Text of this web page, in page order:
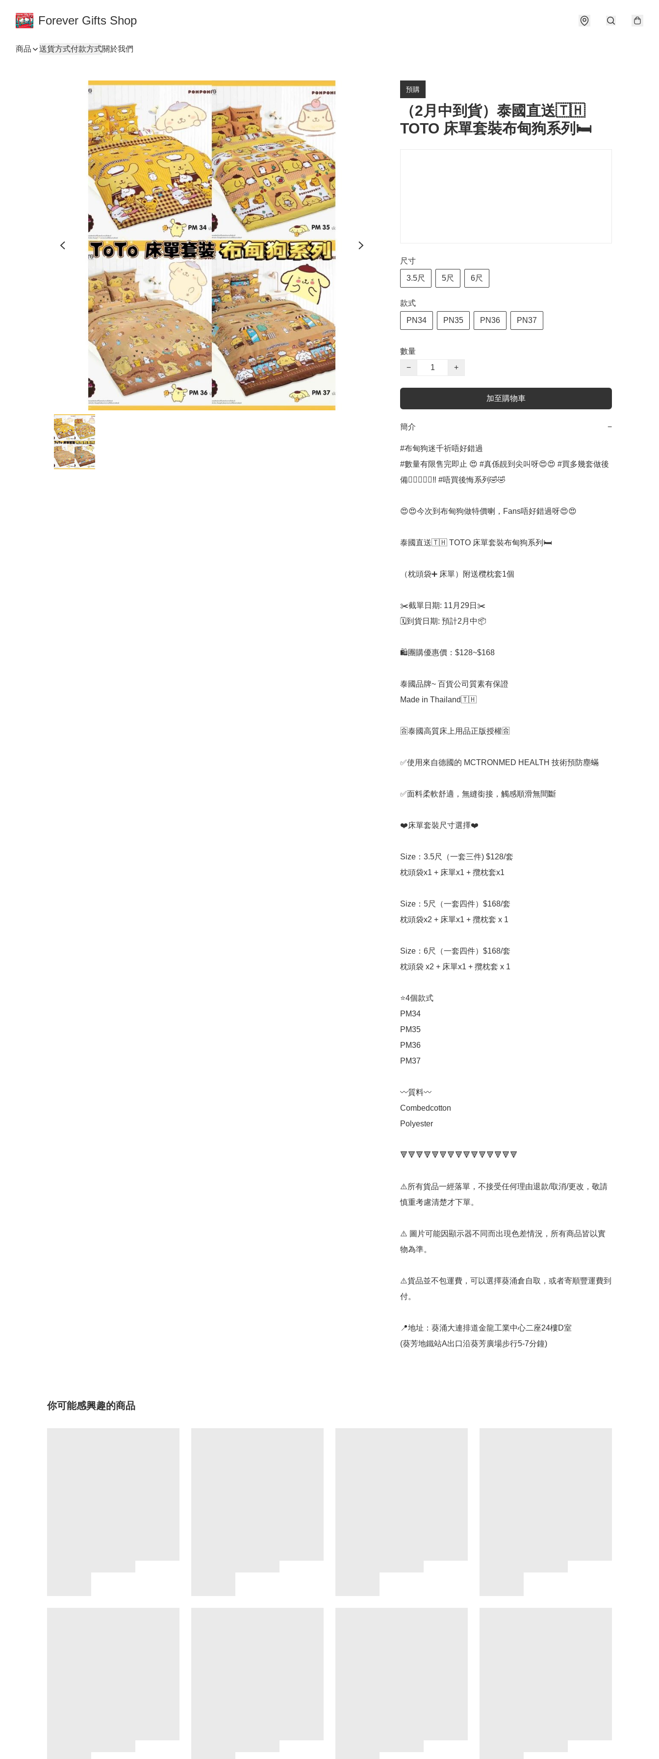
Forever Gifts Shop
商品 送貨方式付款方式關於我們
預購
（2月中到貨）泰國直送🇹🇭
TOTO 床單套裝布甸狗系列🛏️
尺寸
3.5尺 5尺 6尺
款式
PN34 PN35 PN36 PN37
數量
−
+
加至購物車
簡介 −
#布甸狗迷千祈唔好錯過
#數量有限售完即止 😍 #真係靚到尖叫呀😍😍 #買多幾套做後
備👍🏻👍🏻💯‼️ #唔買後悔系列🤣🤣
😍😍今次到布甸狗做特價喇，Fans唔好錯過呀😍😍
泰國直送🇹🇭 TOTO 床單套裝布甸狗系列🛏️
（枕頭袋➕ 床單）附送欖枕套1個
✂️截單日期: 11月29日✂️
🗓到貨日期: 預計2月中📦
🛍團購優惠價：$128~$168
泰國品牌~ 百貨公司質素有保證
Made in Thailand🇹🇭
🈴️泰國高質床上用品正版授權🈴️
✅使用來自德國的 MCTRONMED HEALTH 技術預防塵蟎
✅面料柔軟舒適，無縫銜接，觸感順滑無間斷
❤️床單套裝尺寸選擇❤️
Size：3.5尺（一套三件) $128/套
枕頭袋x1 + 床單x1 + 攬枕套x1
Size：5尺（一套四件）$168/套
枕頭袋x2 + 床單x1 + 攬枕套 x 1
Size：6尺（一套四件）$168/套
枕頭袋 x2 + 床單x1 + 攬枕套 x 1
⭐️4個款式
PM34
PM35
PM36
PM37
〰️質料〰️
Combedcotton
Polyester
🔻🔻🔻🔻🔻🔻🔻🔻🔻🔻🔻🔻🔻🔻🔻
⚠️所有貨品一經落單，不接受任何理由退款/取消/更改，敬請
慎重考慮清楚才下單。
⚠️ 圖片可能因顯示器不同而出現色差情況，所有商品皆以實
物為準。
⚠️貨品並不包運費，可以選擇葵涌倉自取，或者寄順豐運費到
付。
📍地址：葵涌大連排道金龍工業中心二座24樓D室
(葵芳地鐵站A出口沿葵芳廣場步行5-7分鐘)
你可能感興趣的商品